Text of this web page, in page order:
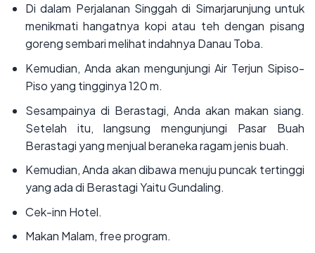
‌Di dalam Perjalanan Singgah di Simarjarunjung untuk
menikmati hangatnya kopi atau teh dengan pisang
goreng sembari melihat indahnya Danau Toba.
‌Kemudian, Anda akan mengunjungi Air Terjun Sipiso-
Piso yang tingginya 120 m.
‌Sesampainya di Berastagi, Anda akan makan siang.
Setelah itu, langsung mengunjungi Pasar Buah
Berastagi yang menjual beraneka ragam jenis buah.
‌Kemudian, Anda akan dibawa menuju puncak tertinggi
yang ada di Berastagi Yaitu Gundaling.
‌Cek-inn Hotel.
‌Makan Malam, free program.